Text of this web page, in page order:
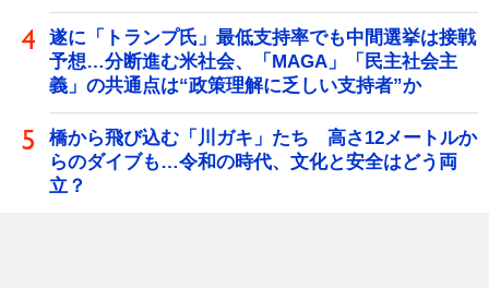
遂に「トランプ氏」最低支持率でも中間選挙は接戦
予想…分断進む米社会、「MAGA」「民主社会主
義」の共通点は“政策理解に乏しい支持者”か
橋から飛び込む「川ガキ」たち 高さ12メートルか
らのダイブも…令和の時代、文化と安全はどう両
立？